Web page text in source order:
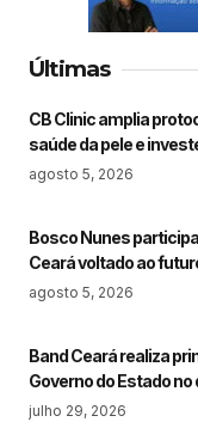
Últimas
CB Clinic amplia
saúde da pele e
agosto 5, 2026
Bosco Nunes
Ceará voltado ao
agosto 5, 2026
Band Ceará realiza
Governo do Estado no
julho 29, 2026